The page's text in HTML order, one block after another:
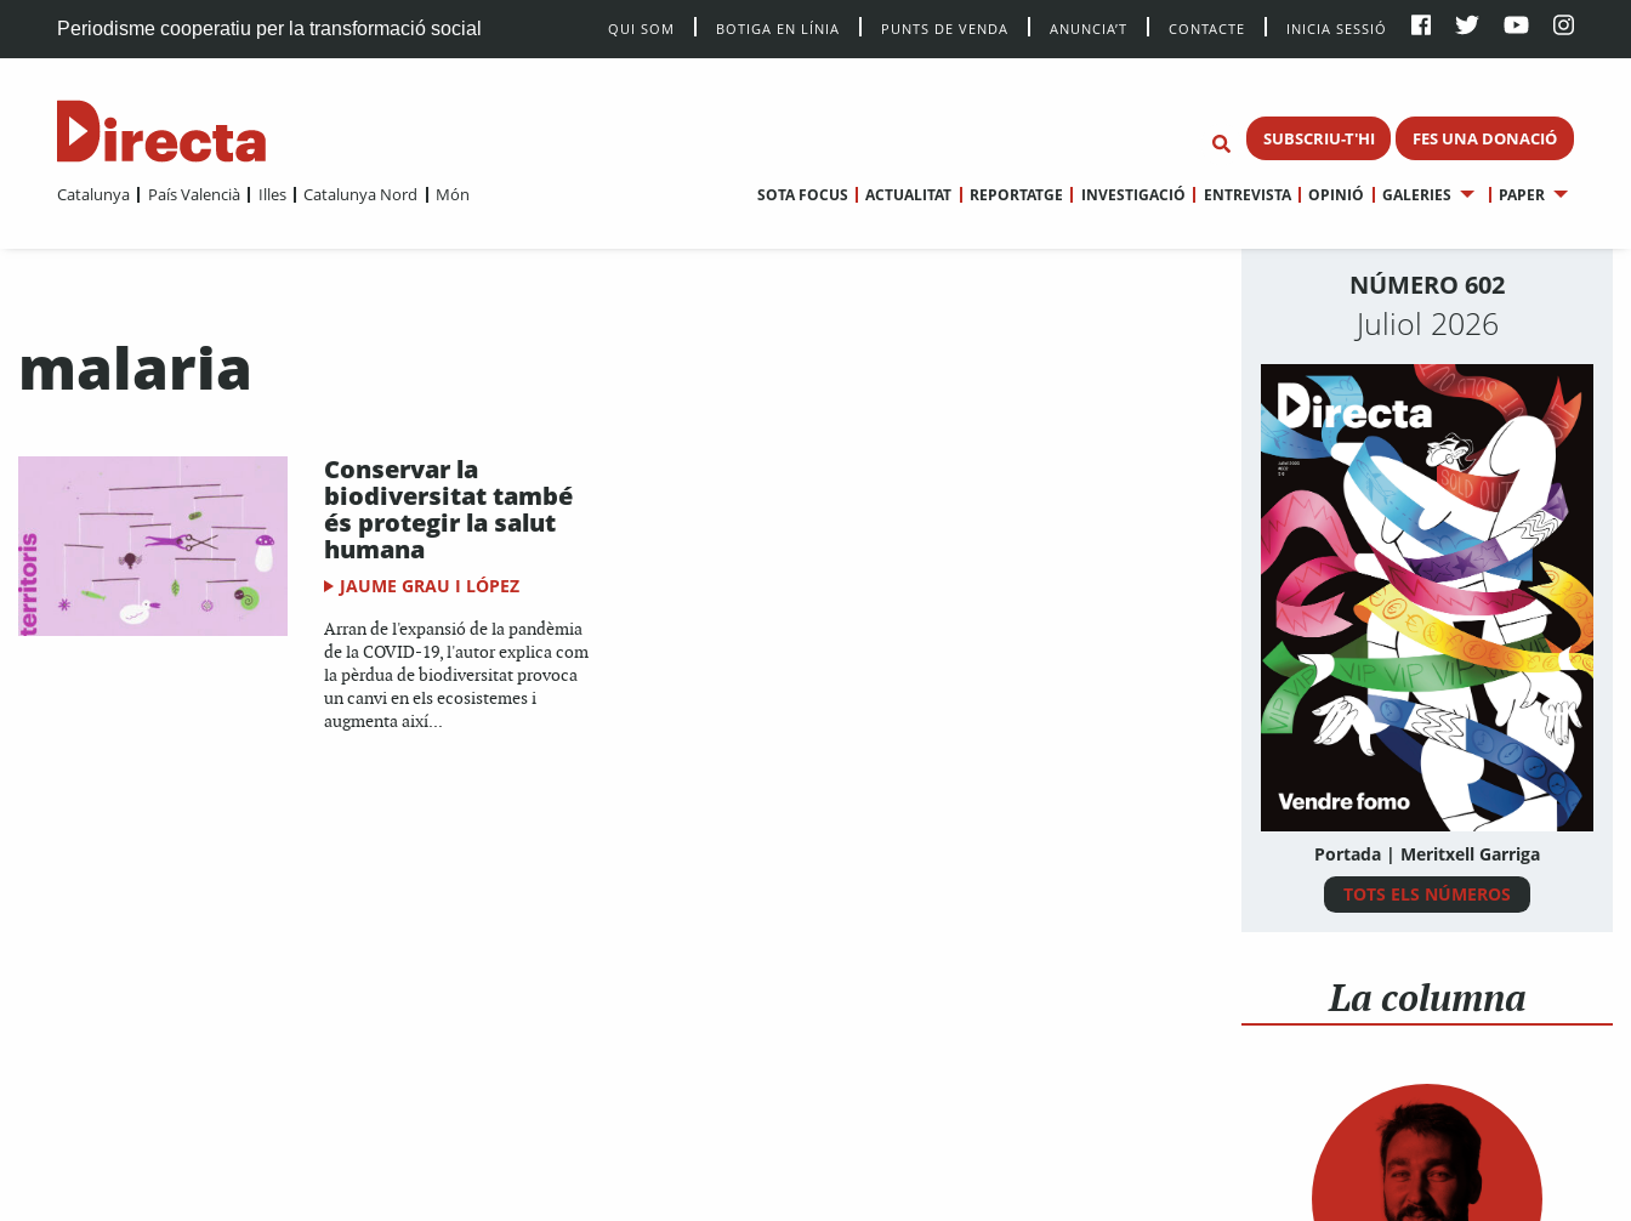
Periodisme cooperatiu per la transformació social QUI SOM BOTIGA EN LÍNIA PUNTS DE VENDA ANUNCIA’T CONTACTE INICIA SESSIÓ
SUBSCRIU-T'HI FES UNA DONACIÓ
Catalunya País Valencià Illes Catalunya Nord Món SOTA FOCUS ACTUALITAT REPORTATGE INVESTIGACIÓ ENTREVISTA OPINIÓ GALERIES PAPER
malaria
Conservar la
biodiversitat també
és protegir la salut
humana
JAUME GRAU I LÓPEZ
Arran de l'expansió de la pandèmia
de la COVID-19, l'autor explica com
la pèrdua de biodiversitat provoca
un canvi en els ecosistemes i
augmenta així...
NÚMERO 602
Juliol 2026
Portada | Meritxell Garriga
TOTS ELS NÚMEROS
La columna